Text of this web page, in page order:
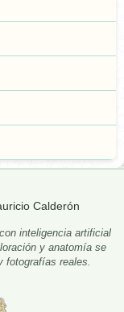
Calderón
inteligencia artificial
y anatomía se
reales.